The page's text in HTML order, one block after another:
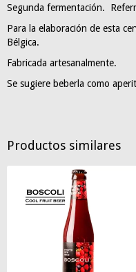
Segunda fermentación.
Para la elaboración de esta
Bélgica.
Fabricada artesanalmente.
Se sugiere beberla como
Productos similares